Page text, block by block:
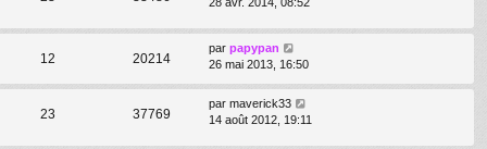
12 20214
par papypan
26 mai 2013, 16:50
23 37769
par maverick33
14 août 2012, 19:11